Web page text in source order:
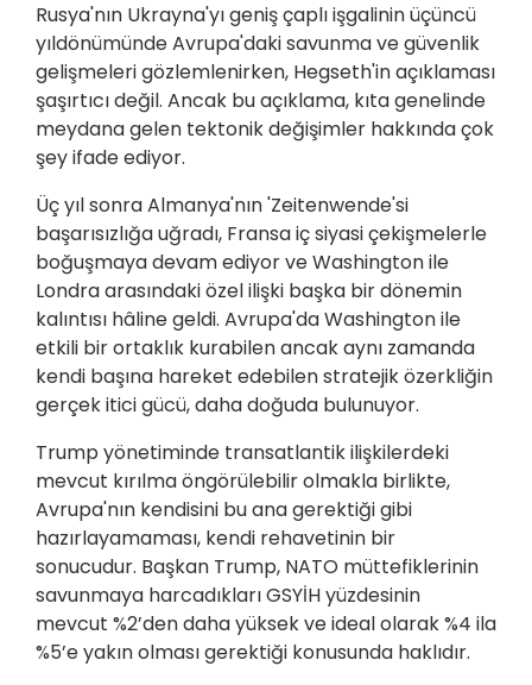
Rusya'nın Ukrayna'yı geniş çaplı işgalinin üçüncü
yıldönümünde Avrupa'daki savunma ve güvenlik
gelişmeleri gözlemlenirken, Hegseth'in açıklaması
şaşırtıcı değil. Ancak bu açıklama, kıta genelinde
meydana gelen tektonik değişimler hakkında çok
şey ifade ediyor.
Üç yıl sonra Almanya'nın 'Zeitenwende'si
başarısızlığa uğradı, Fransa iç siyasi çekişmelerle
boğuşmaya devam ediyor ve Washington ile
Londra arasındaki özel ilişki başka bir dönemin
kalıntısı hâline geldi. Avrupa'da Washington ile
etkili bir ortaklık kurabilen ancak aynı zamanda
kendi başına hareket edebilen stratejik özerkliğin
gerçek itici gücü, daha doğuda bulunuyor.
Trump yönetiminde transatlantik ilişkilerdeki
mevcut kırılma öngörülebilir olmakla birlikte,
Avrupa'nın kendisini bu ana gerektiği gibi
hazırlayamaması, kendi rehavetinin bir
sonucudur. Başkan Trump, NATO müttefiklerinin
savunmaya harcadıkları GSYİH yüzdesinin
mevcut %2’den daha yüksek ve ideal olarak %4 ila
%5’e yakın olması gerektiği konusunda haklıdır.